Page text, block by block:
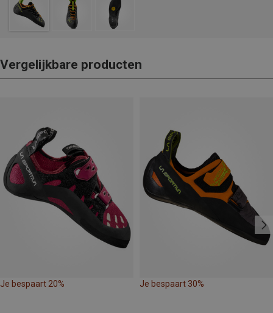
Vergelijkbare producten
Je bespaart 20% Je bespaart 30%